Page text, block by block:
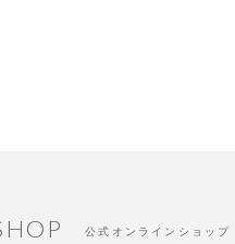
公式オンラインショップ